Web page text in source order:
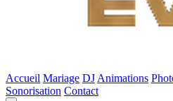
Accueil Mariage DJ Animations
Sonorisation Contact